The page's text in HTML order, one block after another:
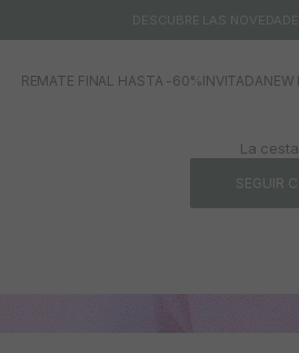
DESCUBRE LAS
REMATE FINAL HASTA -60%INVITADANEW
La
SEGUIR